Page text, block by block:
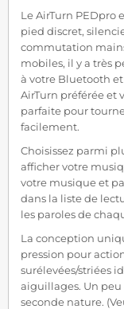
Le AirTurn PEDpro
pied discret,
commutation
mobiles, il y a très
à votre Bluetooth
AirTurn préférée et
parfaite pour
facilement.
Choisissez parmi
afficher votre
votre musique et
dans la liste de
les paroles de
La conception
pression pour
surélevées/striées
aiguillages. Un
seconde nature.